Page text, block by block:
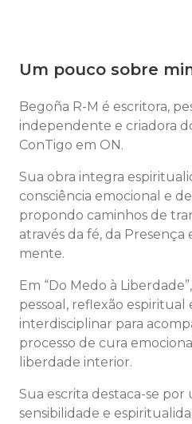
Um pouco sobre
Begoña R-M é escritora,
independente e criadora
ConTigo em ON.
Sua obra integra
consciência emocional e
propondo caminhos de
através da fé, da Presença
mente.
Em “Do Medo à
pessoal, reflexão
interdisciplinar para
processo de cura
liberdade interior.
Sua escrita destaca-se
sensibilidade e